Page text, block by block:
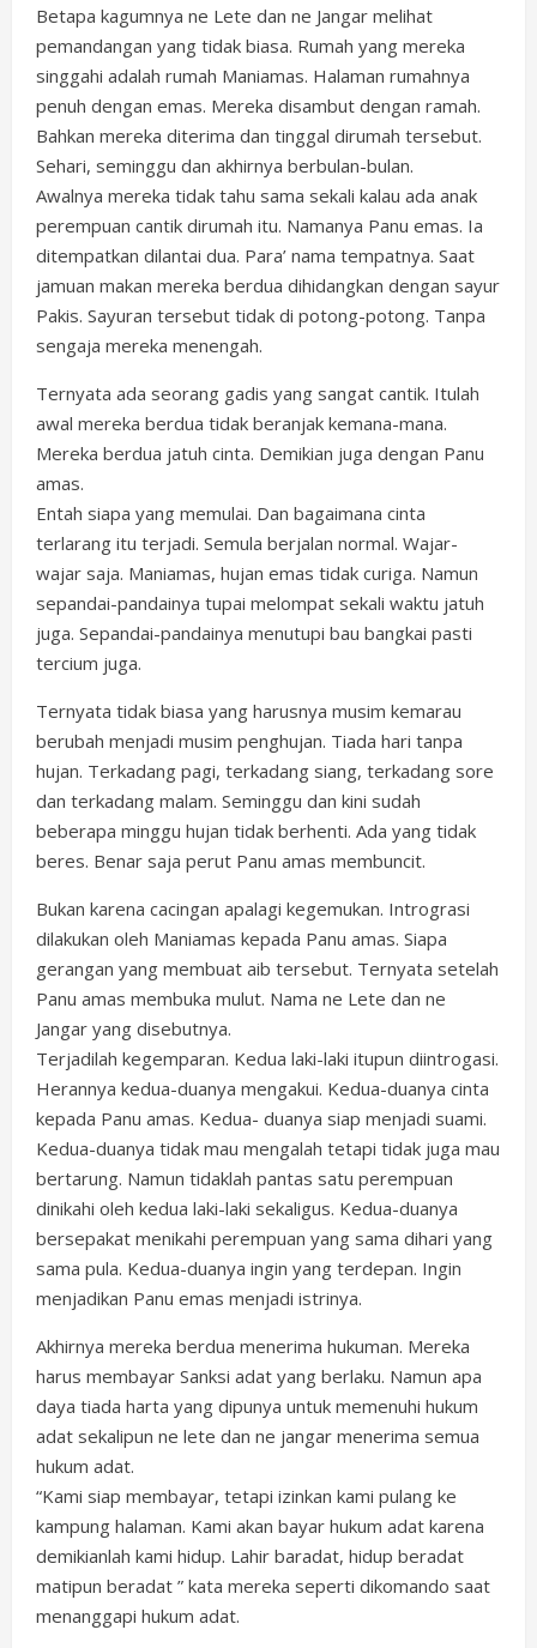
Betapa kagumnya ne Lete dan ne Jangar melihat
pemandangan yang tidak biasa. Rumah yang mereka
singgahi adalah rumah Maniamas. Halaman rumahnya
penuh dengan emas. Mereka disambut dengan ramah.
Bahkan mereka diterima dan tinggal dirumah tersebut.
Sehari, seminggu dan akhirnya berbulan-bulan.
Awalnya mereka tidak tahu sama sekali kalau ada anak
perempuan cantik dirumah itu. Namanya Panu emas. Ia
ditempatkan dilantai dua. Para’ nama tempatnya. Saat
jamuan makan mereka berdua dihidangkan dengan sayur
Pakis. Sayuran tersebut tidak di potong-potong. Tanpa
sengaja mereka menengah.
Ternyata ada seorang gadis yang sangat cantik. Itulah
awal mereka berdua tidak beranjak kemana-mana.
Mereka berdua jatuh cinta. Demikian juga dengan Panu
amas.
Entah siapa yang memulai. Dan bagaimana cinta
terlarang itu terjadi. Semula berjalan normal. Wajar-
wajar saja. Maniamas, hujan emas tidak curiga. Namun
sepandai-pandainya tupai melompat sekali waktu jatuh
juga. Sepandai-pandainya menutupi bau bangkai pasti
tercium juga.
Ternyata tidak biasa yang harusnya musim kemarau
berubah menjadi musim penghujan. Tiada hari tanpa
hujan. Terkadang pagi, terkadang siang, terkadang sore
dan terkadang malam. Seminggu dan kini sudah
beberapa minggu hujan tidak berhenti. Ada yang tidak
beres. Benar saja perut Panu amas membuncit.
Bukan karena cacingan apalagi kegemukan. Intrograsi
dilakukan oleh Maniamas kepada Panu amas. Siapa
gerangan yang membuat aib tersebut. Ternyata setelah
Panu amas membuka mulut. Nama ne Lete dan ne
Jangar yang disebutnya.
Terjadilah kegemparan. Kedua laki-laki itupun diintrogasi.
Herannya kedua-duanya mengakui. Kedua-duanya cinta
kepada Panu amas. Kedua- duanya siap menjadi suami.
Kedua-duanya tidak mau mengalah tetapi tidak juga mau
bertarung. Namun tidaklah pantas satu perempuan
dinikahi oleh kedua laki-laki sekaligus. Kedua-duanya
bersepakat menikahi perempuan yang sama dihari yang
sama pula. Kedua-duanya ingin yang terdepan. Ingin
menjadikan Panu emas menjadi istrinya.
Akhirnya mereka berdua menerima hukuman. Mereka
harus membayar Sanksi adat yang berlaku. Namun apa
daya tiada harta yang dipunya untuk memenuhi hukum
adat sekalipun ne lete dan ne jangar menerima semua
hukum adat.
“Kami siap membayar, tetapi izinkan kami pulang ke
kampung halaman. Kami akan bayar hukum adat karena
demikianlah kami hidup. Lahir baradat, hidup beradat
matipun beradat ” kata mereka seperti dikomando saat
menanggapi hukum adat.